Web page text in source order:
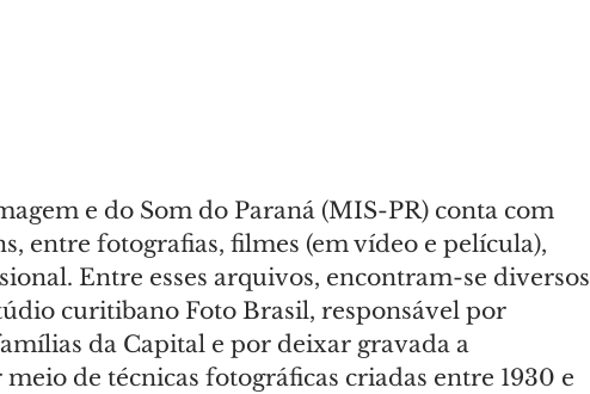
e do Som do Paraná (MIS-PR) conta com
entre fotografias, filmes (em vídeo e película),
Entre esses arquivos, encontram-se diversos
curitibano Foto Brasil, responsável por
da Capital e por deixar gravada a
de técnicas fotográficas criadas entre 1930 e